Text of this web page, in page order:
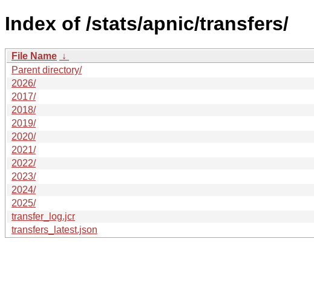
Index of /stats/apnic/transfers/
File Name ↓
Parent directory/
2026/
2017/
2018/
2019/
2020/
2021/
2022/
2023/
2024/
2025/
transfer_log.jcr
transfers_latest.json